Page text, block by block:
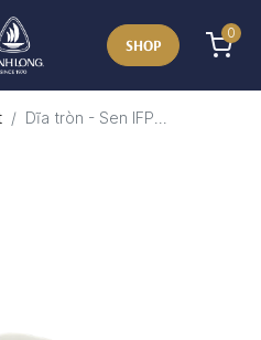
SHOP
0
Dĩa tròn - Sen IFP...